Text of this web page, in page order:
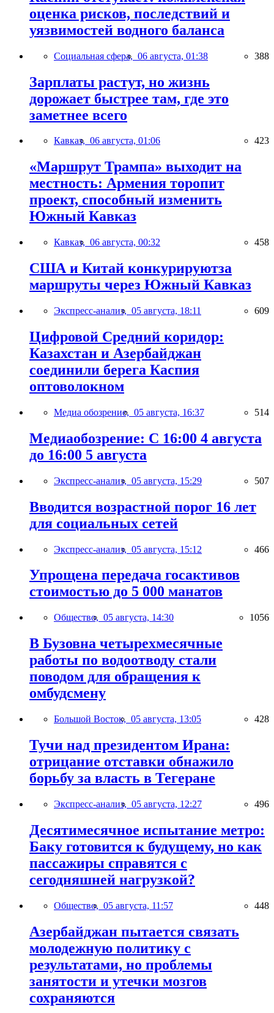
оценка рисков, последствий и
уязвимостей водного баланса
Социальная сфера, 06 августа, 01:38 388
Зарплаты растут, но жизнь
дорожает быстрее там, где это
заметнее всего
Кавказ, 06 августа, 01:06 423
«Маршрут Трампа» выходит на
местность: Армения торопит
проект, способный изменить
Южный Кавказ
Кавказ, 06 августа, 00:32 458
США и Китай конкурируютза
маршруты через Южный Кавказ
Экспресс-анализ, 05 августа, 18:11 609
Цифровой Средний коридор:
Казахстан и Азербайджан
соединили берега Каспия
оптоволокном
Медиа обозрение, 05 августа, 16:37 514
Медиаобозрение: С 16:00 4 августа
до 16:00 5 августа
Экспресс-анализ, 05 августа, 15:29 507
Вводится возрастной порог 16 лет
для социальных сетей
Экспресс-анализ, 05 августа, 15:12 466
Упрощена передача госактивов
стоимостью до 5 000 манатов
Общество, 05 августа, 14:30 1056
В Бузовна четырехмесячные
работы по водоотводу стали
поводом для обращения к
омбудсмену
Большой Восток, 05 августа, 13:05 428
Тучи над президентом Ирана:
отрицание отставки обнажило
борьбу за власть в Тегеране
Экспресс-анализ, 05 августа, 12:27 496
Десятимесячное испытание метро:
Баку готовится к будущему, но как
пассажиры справятся с
сегодняшней нагрузкой?
Общество, 05 августа, 11:57 448
Азербайджан пытается связать
молодежную политику с
результатами, но проблемы
занятости и утечки мозгов
сохраняются